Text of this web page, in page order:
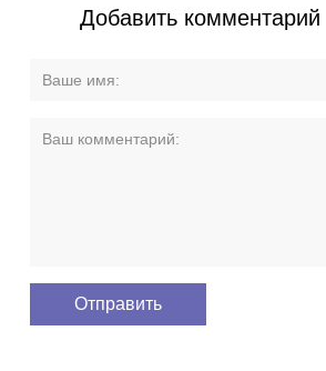
Добавить комментарий